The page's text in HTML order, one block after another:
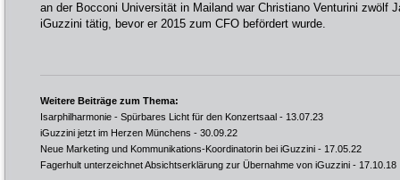
an der Bocconi Universität in Mailand war Christiano Venturini zwölf
iGuzzini tätig, bevor er 2015 zum CFO befördert wurde.
Weitere Beiträge zum Thema:
Isarphilharmonie - Spürbares Licht für den Konzertsaal - 13.07.23
iGuzzini jetzt im Herzen Münchens - 30.09.22
Neue Marketing und Kommunikations-Koordinatorin bei iGuzzini - 17.05.22
Fagerhult unterzeichnet Absichtserklärung zur Übernahme von iGuzzini - 17.10.18